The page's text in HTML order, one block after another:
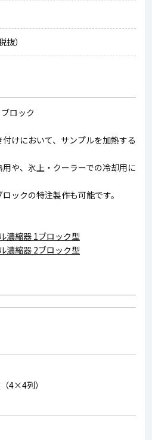
）
ロック
けにおいて、サンプルを加熱する
や、氷上・クーラーでの冷却用に
ックの特注製作も可能です。
縮器 1ブロック型
縮器 2ブロック型
4×4列）